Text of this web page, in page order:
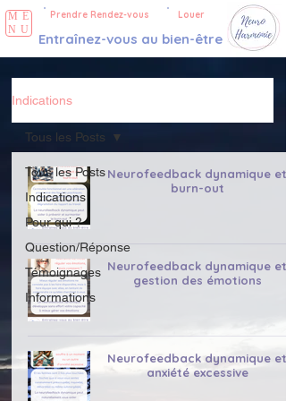
Prendre Rendez-vous
Entraînez-vous au bien-être
Louer
ME
NU
Indications
Tous les Posts
Indications
Pour qui ?
Question/Réponse
Témoignages
Informations
Tous les Posts
Neurofeedback dynamique et
burn-out
Neurofeedback dynamique et
gestion des émotions
Neurofeedback dynamique et
anxiété excessive